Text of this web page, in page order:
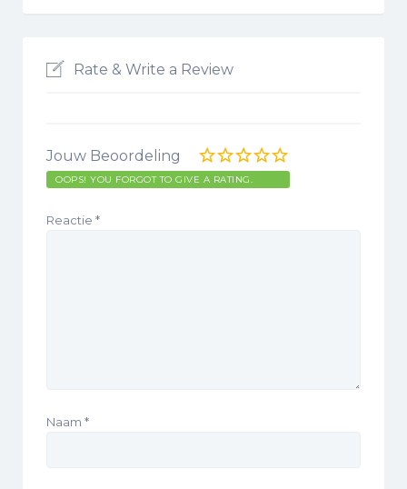
Rate & Write a Review
Jouw Beoordeling
OOPS! YOU FORGOT TO GIVE A RATING.
Reactie *
Naam *